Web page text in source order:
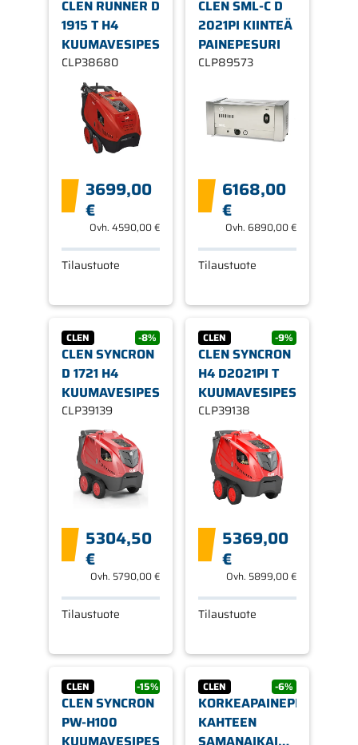
CLEN RUNNER D
1915 T H4
KUUMAVESIPESURI
CLP38680
3699,00
€
Ovh. 4590,00 €
Tilaustuote
CLEN SML-C D
2021PI KIINTEÄ
PAINEPESURI
CLP89573
6168,00
€
Ovh. 6890,00 €
Tilaustuote
CLEN -8%
CLEN SYNCRON
D 1721 H4
KUUMAVESIPESURI
CLP39139
5304,50
€
Ovh. 5790,00 €
Tilaustuote
CLEN -9%
CLEN SYNCRON
H4 D2021PI T
KUUMAVESIPESURI
CLP39138
5369,00
€
Ovh. 5899,00 €
Tilaustuote
CLEN -15%
CLEN SYNCRON
PW-H100
CLEN -6%
KORKEAPAINEPESURI,
KAHTEEN